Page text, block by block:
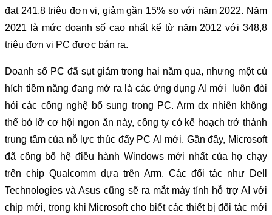
đạt 241,8 triệu đơn vị, giảm gần 15% so với năm 2022. Năm
2021 là mức doanh số cao nhất kể từ năm 2012 với 348,8
triệu đơn vị PC được bán ra.
Doanh số PC đã sụt giảm trong hai năm qua, nhưng một cú
hích tiềm năng đang mở ra là các ứng dụng AI mới luôn đòi
hỏi các công nghệ bổ sung trong PC. Arm dx nhiên không
thể bỏ lỡ cơ hội ngon ăn này, công ty có kế hoạch trở thành
trung tâm của nỗ lực thúc đẩy PC AI mới. Gần đây, Microsoft
đã công bố hệ điều hành Windows mới nhất của họ chạy
trên chip Qualcomm dựa trên Arm. Các đối tác như Dell
Technologies và Asus cũng sẽ ra mắt máy tính hỗ trợ AI với
chip mới, trong khi Microsoft cho biết các thiết bị đối tác mới